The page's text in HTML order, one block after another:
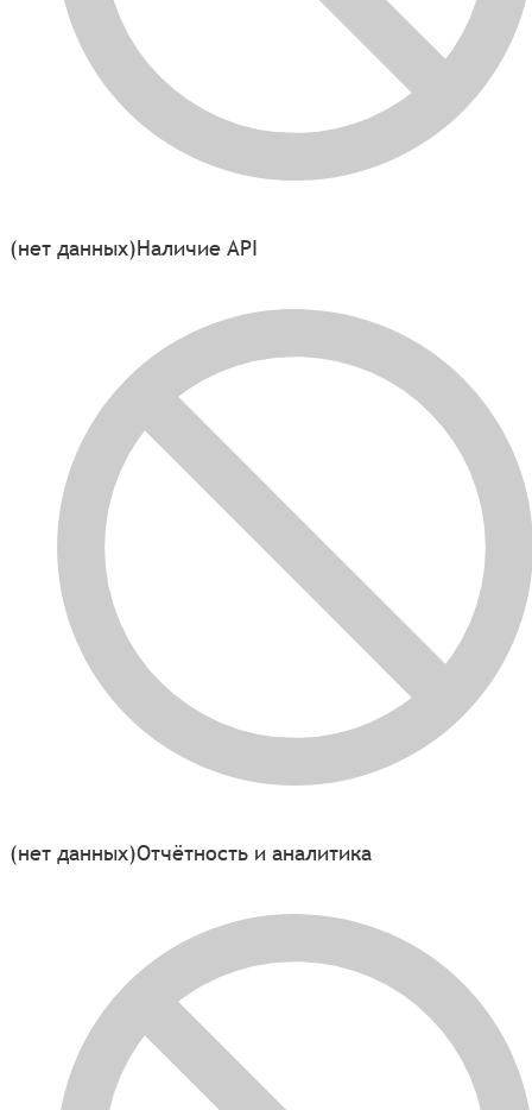
(нет данных)Наличие API
(нет данных)Отчётность и аналитика